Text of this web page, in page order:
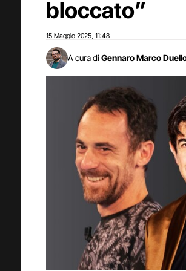
bloccato”
15 Maggio 2025 11:48
A cura di Gennaro Marco